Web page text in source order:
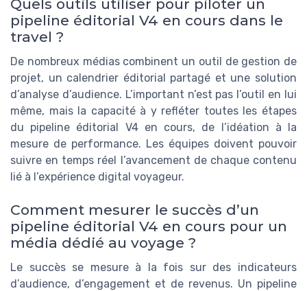
Quels outils utiliser pour piloter un
pipeline éditorial V4 en cours dans le
travel ?
De nombreux médias combinent un outil de gestion de
projet, un calendrier éditorial partagé et une solution
d’analyse d’audience. L’important n’est pas l’outil en lui
même, mais la capacité à y refléter toutes les étapes
du pipeline éditorial V4 en cours, de l’idéation à la
mesure de performance. Les équipes doivent pouvoir
suivre en temps réel l’avancement de chaque contenu
lié à l’expérience digital voyageur.
Comment mesurer le succès d’un
pipeline éditorial V4 en cours pour un
média dédié au voyage ?
Le succès se mesure à la fois sur des indicateurs
d’audience, d’engagement et de revenus. Un pipeline